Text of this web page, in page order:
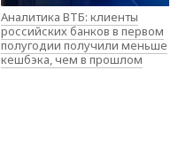
Аналитика ВТБ: клиенты
российских банков в первом
полугодии получили меньше
кешбэка, чем в прошлом